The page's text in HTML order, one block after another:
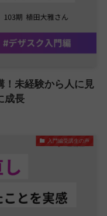
！未経験から人に見
成長
入門編受講生の声